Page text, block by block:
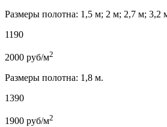
Размеры полотна: 1,5 м; 2 м; 2,7 м; 3,2
1190
2000 руб/м2
Размеры полотна: 1,8 м.
1390
1900 руб/м2